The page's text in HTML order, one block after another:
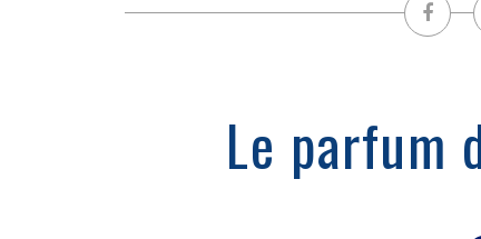
Le parfum